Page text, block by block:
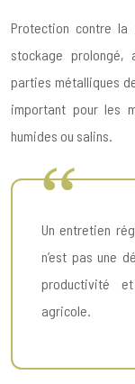
Protection contre
stockage prolongé,
parties métalliques
important pour les
humides ou salins.
Un entretien
n’est pas une
productivité
agricole.